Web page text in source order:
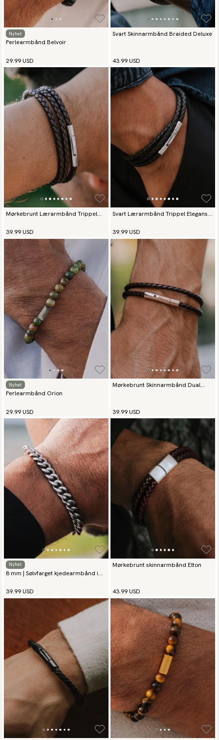
Nyhet
Perlearmbånd Belvoir
29.99 USD
Svart Skinnarmbånd Braided Deluxe
43.99 USD
Mørkebrunt Lærarmbånd Trippel
39.99 USD
Svart Lærarmbånd Trippel Eleganse
39.99 USD
Nyhet
Perlearmbånd Orion
29.99 USD
Mørkebrunt Skinnarmbånd Dual
39.99 USD
Nyhet
8 mm | Sølvfarget kjedearmbånd i
39.99 USD
Mørkebrunt skinnarmbånd Elton
43.99 USD